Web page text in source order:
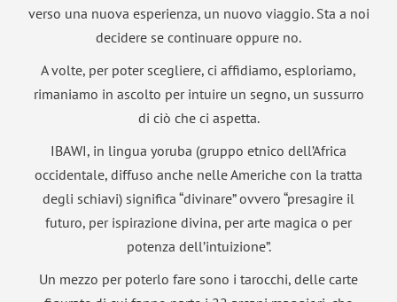
verso una nuova esperienza, un nuovo viaggio. Sta a noi
decidere se continuare oppure no.
A volte, per poter scegliere, ci affidiamo, esploriamo,
rimaniamo in ascolto per intuire un segno, un sussurro
di ciò che ci aspetta.
IBAWI, in lingua yoruba (gruppo etnico dell’Africa
occidentale, diffuso anche nelle Americhe con la tratta
degli schiavi) significa “divinare” ovvero “presagire il
futuro, per ispirazione divina, per arte magica o per
potenza dell’intuizione”.
Un mezzo per poterlo fare sono i tarocchi, delle carte